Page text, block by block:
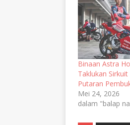
Binaan Astra
Taklukan
Putaran
Mei 24, 2026
dalam "balap